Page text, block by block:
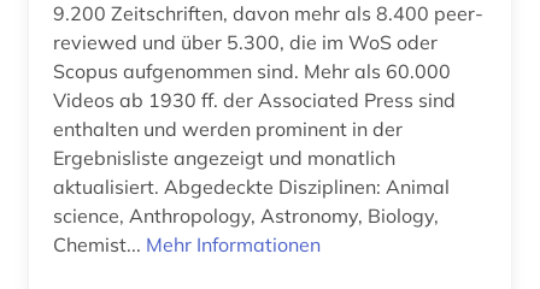
biologie (2)
bodenschutz (3)
bosnien und herzegowina (2)
botanik (1)
branchenberichte (1)
9.200 Zeitschriften, davon mehr als 8.400 peer-
reviewed und über 5.300, die im WoS oder
Scopus aufgenommen sind. Mehr als 60.000
Videos ab 1930 ff. der Associated Press sind
enthalten und werden prominent in der
Ergebnisliste angezeigt und monatlich
aktualisiert. Abgedeckte Disziplinen: Animal
science, Anthropology, Astronomy, Biology,
Chemist... Mehr Informationen